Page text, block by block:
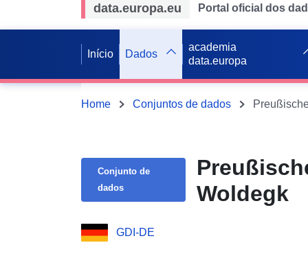
data.europa.eu Portal oficial dos
Início Dados
academia
data.europa
Home Conjuntos de dados
Conjunto de
dados
Woldegk
GDI-DE